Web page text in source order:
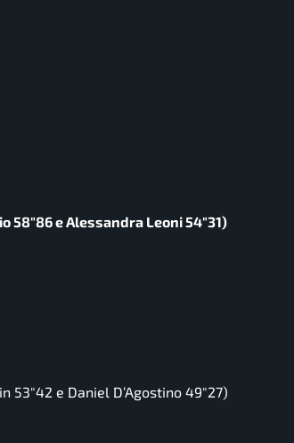
58″86 e Alessandra Leoni 54″31)
53″42 e Daniel D’Agostino 49″27)